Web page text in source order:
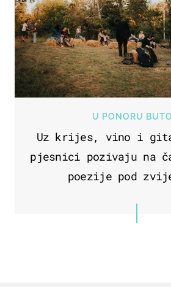
U PONORU
Uz krijes, vino i
pjesnici pozivaju na
poezije pod